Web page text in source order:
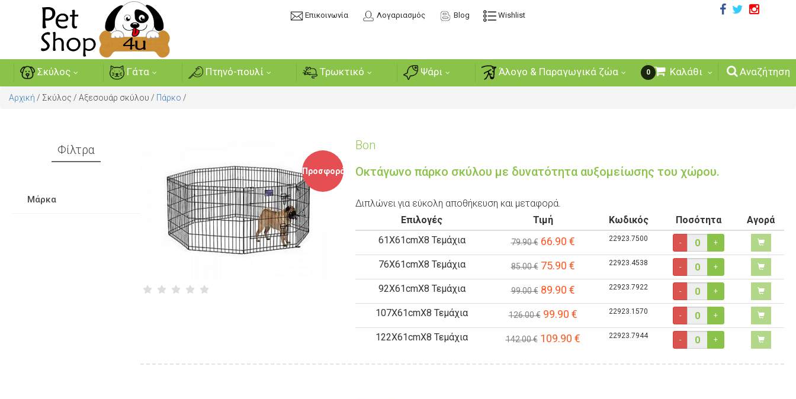
Επικοινωνία Λογαριασμός Blog Wishlist
Σκύλος Γάτα Πτηνό-πουλί Τρωκτικό Ψάρι Άλογο & Παραγωγικά ζώα Αναζήτηση
0 Καλάθι
Αρχική / Σκύλος / Αξεσουάρ σκύλου / Πάρκο /
Φίλτρα
Μάρκα
Προσφορά
Bon
Οκτάγωνο πάρκο σκύλου με δυνατότητα αυξομείωσης του χώρου.
Διπλώνει για εύκολη αποθήκευση και μεταφορά.
Επιλογές
Τιμή Κωδικός Ποσότητα
Αγορά
61Χ61cmX8 Τεμάχια
79.90 € 66.90 € 22923.7500 - +
76Χ61cmX8 Τεμάχια 85.00 € 75.90 € 22923.4538 - +
92Χ61cmX8 Τεμάχια 99.00 € 89.90 € 22923.7922 - +
107Χ61cmX8 Τεμάχια 126.00 € 99.90 € 22923.1570 - +
122Χ61cmX8 Τεμάχια 142.00 € 109.90 € 22923.7944 - +